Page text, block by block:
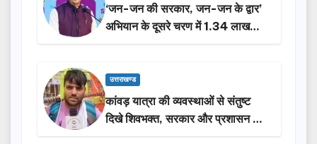
‘जन-जन की सरकार, जन-जन के द्वार’
अभियान के दूसरे चरण में 1.34 लाख
लोगों की भागीदारी…
उत्तराखण्ड
कांवड़ यात्रा की व्यवस्थाओं से संतुष्ट
दिखे शिवभक्त, सरकार और प्रशासन की
सराहना…